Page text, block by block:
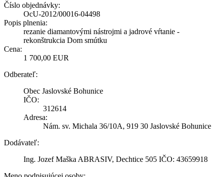
Číslo objednávky:
OcU-2012/00016-04498
Popis plnenia:
rezanie diamantovými nástrojmi a jadrové vŕtanie -
rekonštrukcia Dom smútku
Cena:
1 700,00 EUR
Odberateľ:
Obec Jaslovské Bohunice
IČO:
312614
Adresa:
Nám. sv. Michala 36/10A, 919 30 Jaslovské Bohunice
Dodávateľ:
Ing. Jozef Maška ABRASIV, Dechtice 505 IČO: 43659918